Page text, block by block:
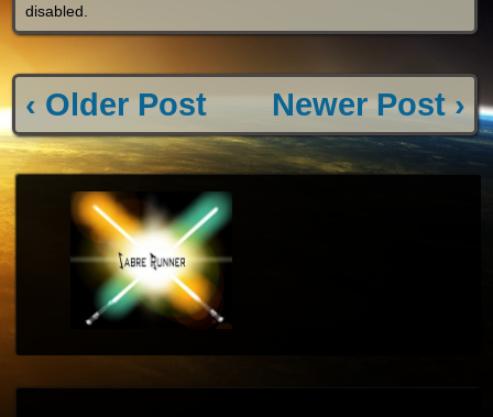
disabled
‹ Older Post Newer Post ›